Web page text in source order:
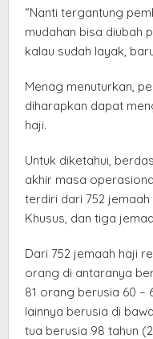
“Nanti tergantung
mudahan bisa diubah
kalau sudah layak,
Menag menuturkan,
diharapkan dapat
haji.
Untuk diketahui,
akhir masa
terdiri dari 752
Khusus, dan tiga
Dari 752 jemaah haji
orang di antaranya
81 orang berusia 60 –
lainnya berusia di
tua berusia 98 tahun